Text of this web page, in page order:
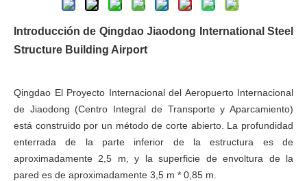
Introducción de Qingdao Jiaodong International Steel
Structure Building Airport
Qingdao El Proyecto Internacional del Aeropuerto Internacional
de Jiaodong (Centro Integral de Transporte y Aparcamiento)
está construido por un método de corte abierto. La profundidad
enterrada de la parte inferior de la estructura es de
aproximadamente 2,5 m, y la superficie de envoltura de la
pared es de aproximadamente 3,5 m * 0,85 m.